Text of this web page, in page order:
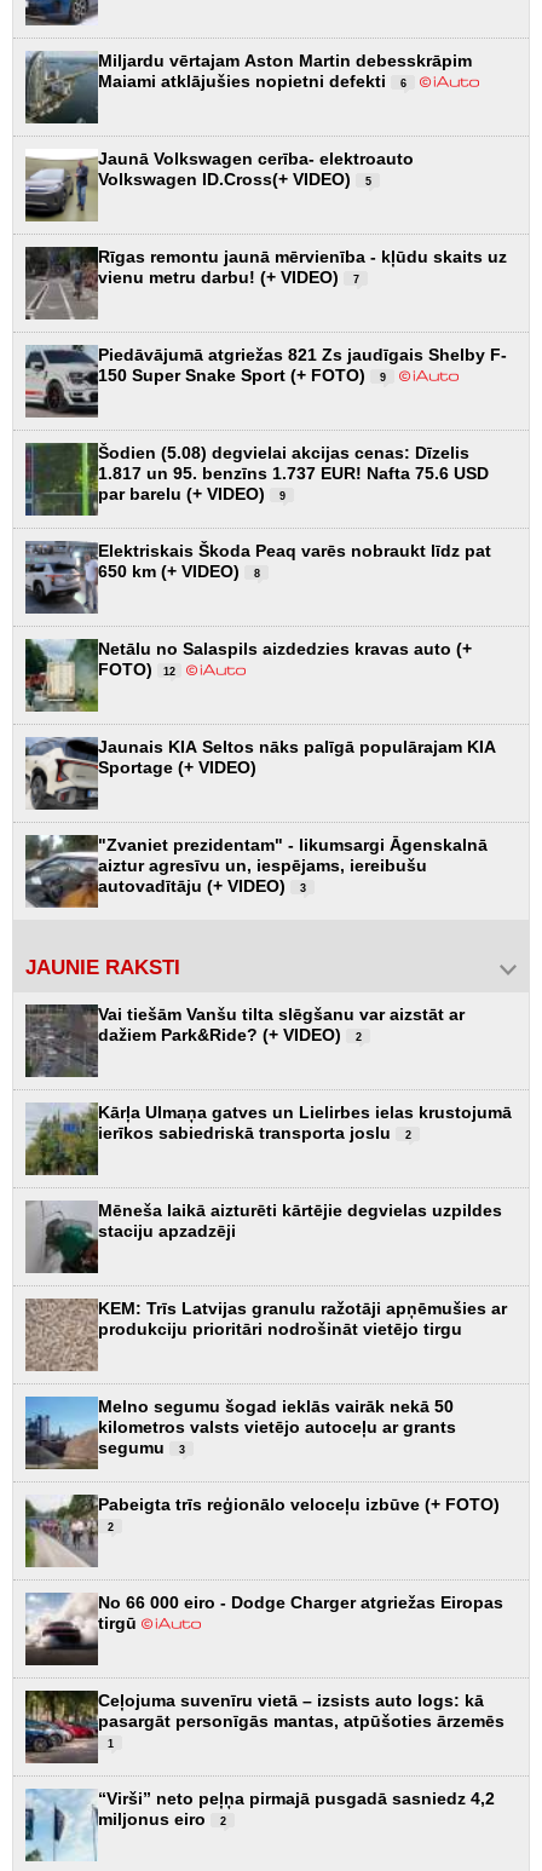
Miljardu vērtajam Aston Martin debesskrāpim
Maiami atklājušies nopietni defekti
6
Jaunā Volkswagen cerība- elektroauto
Volkswagen ID.Cross(+ VIDEO)
5
Rīgas remontu jaunā mērvienība - kļūdu skaits uz
vienu metru darbu! (+ VIDEO)
7
Piedāvājumā atgriežas 821 Zs jaudīgais Shelby F-
150 Super Snake Sport (+ FOTO)
9
Šodien (5.08) degvielai akcijas cenas: Dīzelis
1.817 un 95. benzīns 1.737 EUR! Nafta 75.6 USD
par barelu (+ VIDEO)
9
Elektriskais Škoda Peaq varēs nobraukt līdz pat
650 km (+ VIDEO)
8
Netālu no Salaspils aizdedzies kravas auto (+
FOTO)
12
Jaunais KIA Seltos nāks palīgā populārajam KIA
Sportage (+ VIDEO)
"Zvaniet prezidentam" - likumsargi Āgenskalnā
aiztur agresīvu un, iespējams, iereibušu
autovadītāju (+ VIDEO)
3
JAUNIE RAKSTI
Vai tiešām Vanšu tilta slēgšanu var aizstāt ar
dažiem Park&Ride? (+ VIDEO)
2
Kārļa Ulmaņa gatves un Lielirbes ielas krustojumā
ierīkos sabiedriskā transporta joslu
2
Mēneša laikā aizturēti kārtējie degvielas uzpildes
staciju apzadzēji
KEM: Trīs Latvijas granulu ražotāji apņēmušies ar
produkciju prioritāri nodrošināt vietējo tirgu
Melno segumu šogad ieklās vairāk nekā 50
kilometros valsts vietējo autoceļu ar grants
segumu
3
Pabeigta trīs reģionālo veloceļu izbūve (+ FOTO)
2
No 66 000 eiro - Dodge Charger atgriežas Eiropas
tirgū
Ceļojuma suvenīru vietā – izsists auto logs: kā
pasargāt personīgās mantas, atpūšoties ārzemēs
1
“Virši” neto peļņa pirmajā pusgadā sasniedz 4,2
miljonus eiro
2